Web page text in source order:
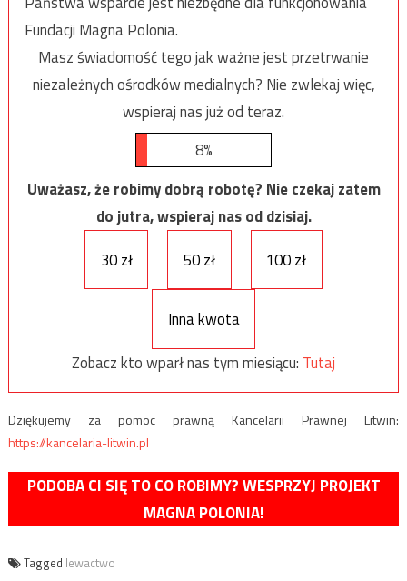
Fundacji Magna Polonia.
Masz świadomość tego jak ważne jest przetrwanie
niezależnych ośrodków medialnych? Nie zwlekaj więc,
wspieraj nas już od teraz.
8%
Uważasz, że robimy dobrą robotę? Nie czekaj zatem
do jutra, wspieraj nas od dzisiaj.
30 zł
50 zł 100 zł
Inna kwota
Zobacz kto wparł nas tym miesiącu: Tutaj
Dziękujemy za pomoc prawną Kancelarii Prawnej Litwin:
https://kancelaria-litwin.pl
PODOBA CI SIĘ TO CO ROBIMY? WESPRZYJ PROJEKT
MAGNA POLONIA!
Tagged lewactwo